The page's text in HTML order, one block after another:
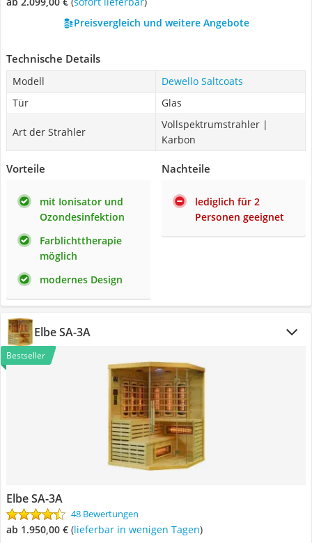
Preisvergleich und weitere Angebote
Technische Details
Modell
Dewello Saltcoats
Tür
Glas
Art der Strahler
Vollspektrumstrahler |
Karbon
Vorteile
mit Ionisator und
Ozondesinfektion
Farblichttherapie
möglich
modernes Design
Nachteile
lediglich für 2
Personen geeignet
Elbe SA-3A
Bestseller
Elbe SA-3A
48 Bewertungen
ab 1.950,00 € ( Lieferbar in wenigen Tagen)